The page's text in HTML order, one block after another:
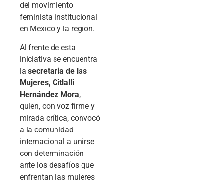
del movimiento
feminista institucional
en México y la región.
Al frente de esta
iniciativa se encuentra
la secretaria de las
Mujeres, Citlalli
Hernández Mora,
quien, con voz firme y
mirada crítica, convocó
a la comunidad
internacional a unirse
con determinación
ante los desafíos que
enfrentan las mujeres